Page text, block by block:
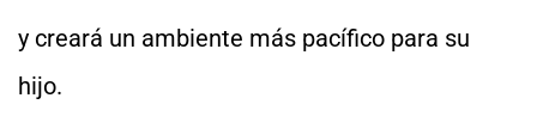
y creará un ambiente más pacífico para su
hijo.